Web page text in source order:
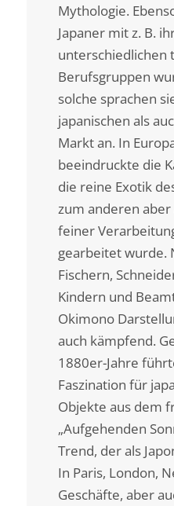
Mythologie.
Japaner mit z. B.
unterschiedlichen
Berufsgruppen
solche sprachen
japanischen als
Markt an. In
beeindruckte die
die reine Exotik
zum anderen
feiner
gearbeitet wurde.
Fischern,
Kindern und
Okimono
auch kämpfend.
1880er-Jahre
Faszination für
Objekte aus dem
„Aufgehenden
Trend, der als
In Paris, London,
Geschäfte, aber